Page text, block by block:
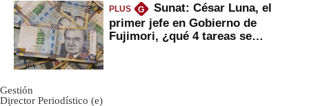
PLUS G
Sunat: César Luna, el
primer jefe en Gobierno de
Fujimori, ¿qué 4 tareas se
Gestión
Director Periodístico (e)